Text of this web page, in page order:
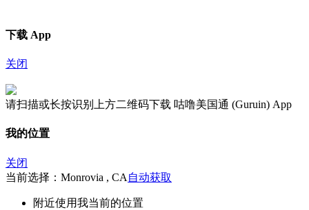
下载 App
关闭
请扫描或长按识别上方二维码下载 咕噜美国通 (Guruin) App
我的位置
关闭
当前选择：Monrovia , CA 自动获取
附近使用我当前的位置